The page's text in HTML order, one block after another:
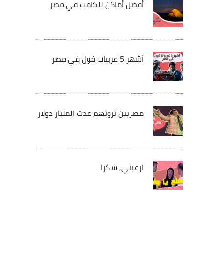
أفضل أماكن للكامب في مصر
أشهر 5 عربيات فول في مصر
مصريين ثروتهم عدت المليار دولار
ارعبني, شكرا